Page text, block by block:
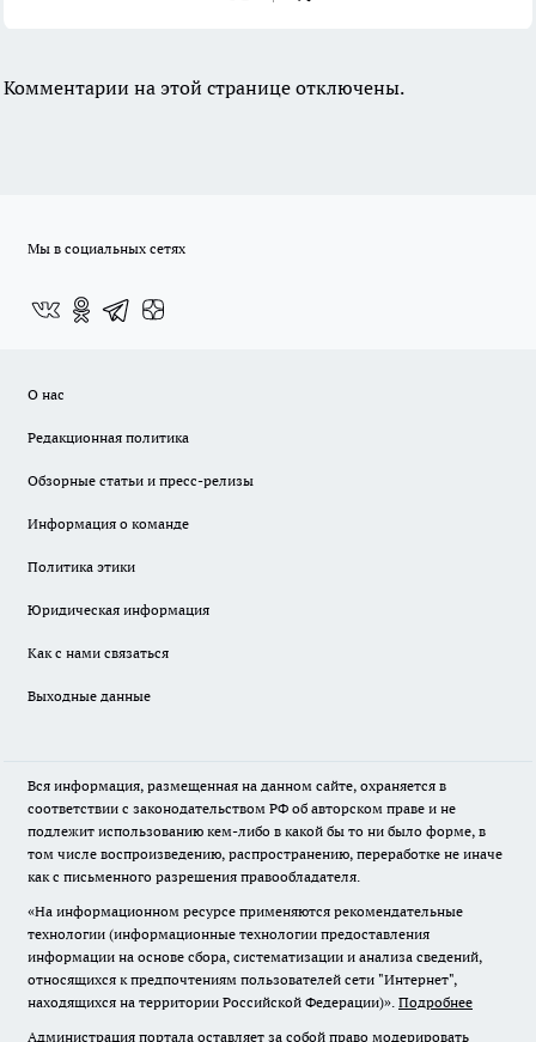
Комментарии на этой странице отключены.
Мы в социальных сетях
О нас
Редакционная политика
Обзорные статьи и пресс-релизы
Информация о команде
Политика этики
Юридическая информация
Как с нами связаться
Выходные данные
Вся информация, размещенная на данном сайте, охраняется в
соответствии с законодательством РФ об авторском праве и не
подлежит использованию кем-либо в какой бы то ни было форме, в
том числе воспроизведению, распространению, переработке не иначе
как с письменного разрешения правообладателя.
«На информационном ресурсе применяются рекомендательные
технологии (информационные технологии предоставления
информации на основе сбора, систематизации и анализа сведений,
относящихся к предпочтениям пользователей сети "Интернет",
находящихся на территории Российской Федерации)». Подробнее
Администрация портала оставляет за собой право модерировать